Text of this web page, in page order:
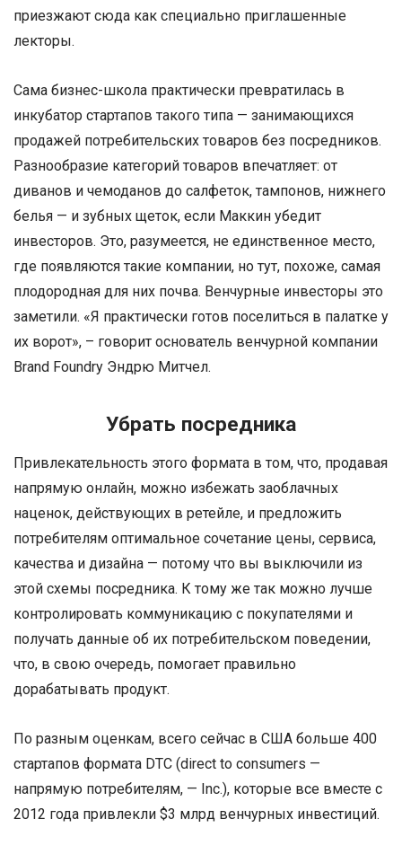
приезжают сюда как специально приглашенные
лекторы.
Сама бизнес-школа практически превратилась в
инкубатор стартапов такого типа — занимающихся
продажей потребительских товаров без посредников.
Разнообразие категорий товаров впечатляет: от
диванов и чемоданов до салфеток, тампонов, нижнего
белья — и зубных щеток, если Маккин убедит
инвесторов. Это, разумеется, не единственное место,
где появляются такие компании, но тут, похоже, самая
плодородная для них почва. Венчурные инвесторы это
заметили. «Я практически готов поселиться в палатке у
их ворот», – говорит основатель венчурной компании
Brand Foundry Эндрю Митчел.
Убрать посредника
Привлекательность этого формата в том, что, продавая
напрямую онлайн, можно избежать заоблачных
наценок, действующих в ретейле, и предложить
потребителям оптимальное сочетание цены, сервиса,
качества и дизайна — потому что вы выключили из
этой схемы посредника. К тому же так можно лучше
контролировать коммуникацию с покупателями и
получать данные об их потребительском поведении,
что, в свою очередь, помогает правильно
дорабатывать продукт.
По разным оценкам, всего сейчас в США больше 400
стартапов формата DTC (direct to consumers —
напрямую потребителям, — Inc.), которые все вместе с
2012 года привлекли $3 млрд венчурных инвестиций.